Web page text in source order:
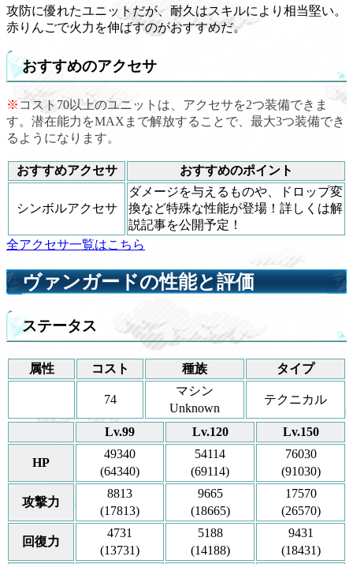
攻防に優れたユニットだが、耐久はスキルにより相当堅い。
赤りんごで火力を伸ばすのがおすすめだ。
おすすめのアクセサ
※ コスト70以上のユニットは、アクセサを2つ装備できま
す。潜在能力をMAXまで解放することで、最大3つ装備でき
るようになります。
おすすめアクセサ おすすめのポイント
シンボルアクセサ
ダメージを与えるものや、ドロップ変
換など特殊な性能が登場！詳しくは解
説記事を公開予定！
全アクセサ一覧はこちら
ヴァンガードの性能と評価
ステータス
属性 コスト 種族 タイプ
74
マシン
Unknown
テクニカル
Lv.99 Lv.120 Lv.150
HP
49340
(64340)
54114
(69114)
76030
(91030)
攻撃力
8813
(17813)
9665
(18665)
17570
(26570)
回復力
4731
(13731)
5188
(14188)
9431
(18431)